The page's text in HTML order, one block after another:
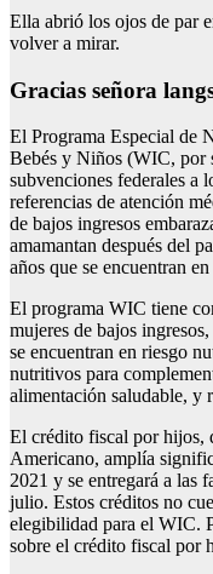
Ella abrió los ojos de par
volver a mirar.
Gracias señora
El Programa Especial de
Bebés y Niños (WIC, por
subvenciones federales a
referencias de atención
de bajos ingresos
amamantan después del
años que se encuentran
El programa WIC tiene
mujeres de bajos
se encuentran en riesgo
nutritivos para
alimentación saludable, y
El crédito fiscal por hijos,
Americano, amplía
2021 y se entregará a las
julio. Estos créditos no
elegibilidad para el WIC.
sobre el crédito fiscal por